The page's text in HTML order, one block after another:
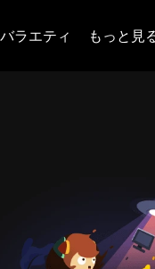
バラエティ もっと見